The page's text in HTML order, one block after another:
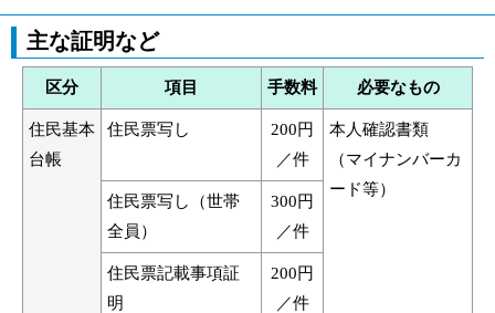
主な証明など
区分 項目 手数料 必要なもの
住民基本
台帳
住民票写し
200円
／件
本人確認書類
（マイナンバーカ
ード等）
住民票写し（世帯
全員）
300円
／件
住民票記載事項証
明
200円
／件